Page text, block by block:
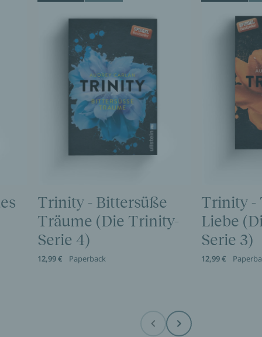
Trinity - Bittersüße
Träume (Die Trinity-
Serie 4)
12,99 € Paperback
Trinity -
Liebe
Serie 3)
12,99 €
Before Next